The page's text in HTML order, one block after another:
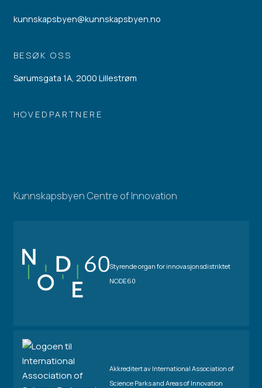
kunnskapsbyen@kunnskapsbyen.no
BESØK OSS
Sørumsgata 1A, 2000 Lillestrøm
HOVEDPARTNERE
Kunnskapsbyen Centre of Innovation
Styrende organ for innovasjonsdistriktet
NODE60
Akkreditert av International Association of
Science Parks and Areas of Innovation